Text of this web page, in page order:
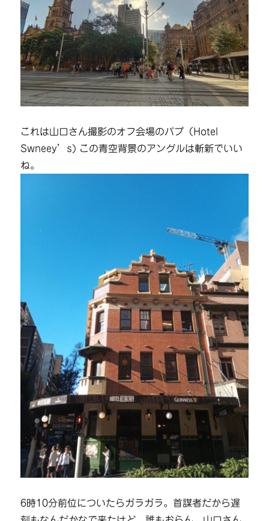
これは山口さん撮影のオフ会場のパブ（Hotel
Swneey’s) この青空背景のアングルは斬新でいい
ね。
6時10分前位についたらガラガラ。首謀者だから遅